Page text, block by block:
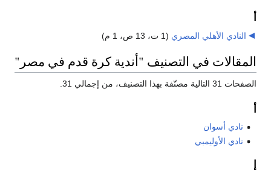
النادي الأهلي المصري (1 ت، 13 ص، 1 م)
المقالات في التصنيف "أندية كرة قدم في مصر"
الصفحات 31 التالية مصنّفة بهذا التصنيف، من إجمالي 31.
نادي أسوان
نادي الأوليمبي
إ